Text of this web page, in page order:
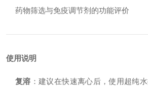
药物筛选与免疫调节剂的功能评价
使用说明
复溶 ：建议在快速离心后，使用超纯